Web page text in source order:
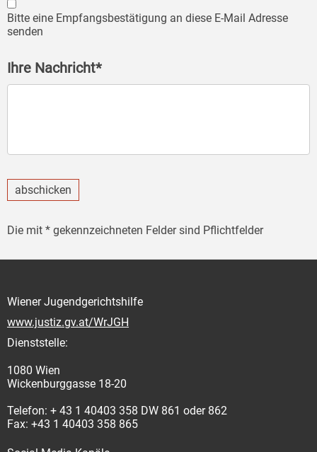
Bitte eine Empfangsbestätigung an diese E-Mail Adresse
senden
Ihre Nachricht*
abschicken
Die mit * gekennzeichneten Felder sind Pflichtfelder
Wiener Jugendgerichtshilfe
www.justiz.gv.at/WrJGH
Dienststelle:
1080 Wien
Wickenburggasse 18-20
Telefon: + 43 1 40403 358 DW 861 oder 862
Fax: +43 1 40403 358 865